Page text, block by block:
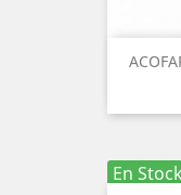
En Stock